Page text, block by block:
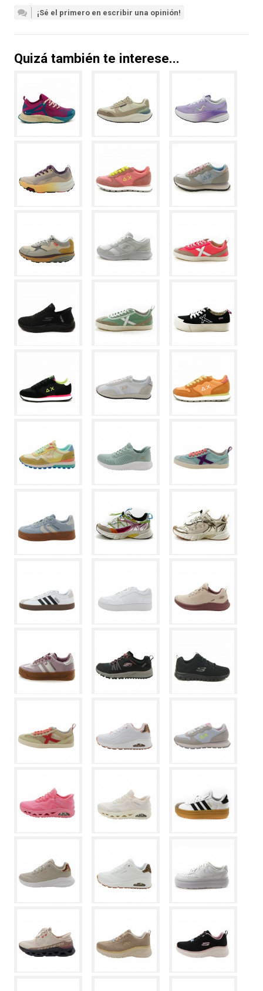
¡Sé el primero en escribir una opinión!
Quizá también te interese...